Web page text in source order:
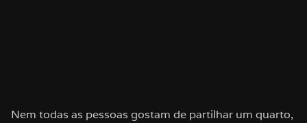
Nem todas as pessoas gostam de partilhar um quarto,